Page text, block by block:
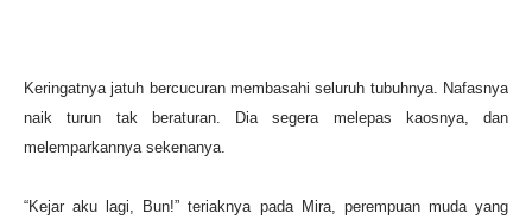
Keringatnya jatuh bercucuran membasahi seluruh tubuhnya. Nafasnya
naik turun tak beraturan. Dia segera melepas kaosnya, dan
melemparkannya sekenanya.
“Kejar aku lagi, Bun!” teriaknya pada Mira, perempuan muda yang